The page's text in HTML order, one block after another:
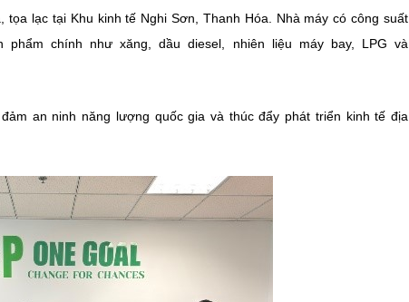
lạc tại Khu kinh tế Nghi Sơn, Thanh Hóa. Nhà máy có công suất
chính như xăng, dầu diesel, nhiên liệu máy bay, LPG và
an ninh năng lượng quốc gia và thúc đẩy phát triển kinh tế địa